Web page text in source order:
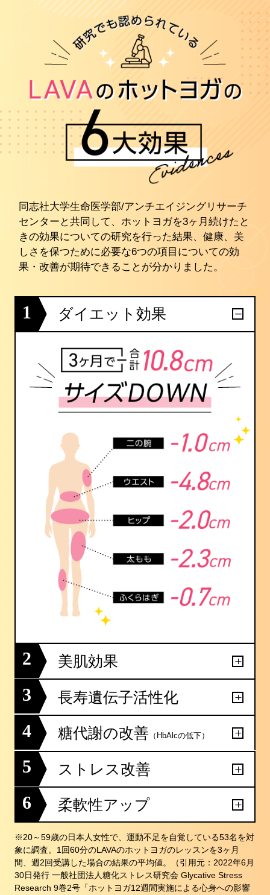
同志社大学生命医学部/アンチエイジングリサーチ
センターと共同して、ホットヨガを3ヶ月続けたと
きの効果についての研究を行った結果、健康、美
しさを保つために必要な6つの項目についての効
果・改善が期待できることが分かりました。
1 ダイエット効果
2 美肌効果
3 長寿遺伝子活性化
4 糖代謝の改善 （HbAlcの低下）
5 ストレス改善
6 柔軟性アップ
※20～59歳の日本人女性で、運動不足を自覚している53名を対
象に調査。1回60分のLAVAのホットヨガのレッスンを3ヶ月
間、週2回受講した場合の結果の平均値。（引用元：2022年6月
30日発行 一般社団法人糖化ストレス研究会 Glycative Stress
Research 9巻2号「ホットヨガ12週間実施による心身への影響